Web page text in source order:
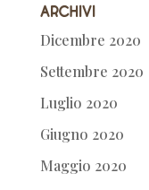
Archivi
Dicembre 2020
Settembre 2020
Luglio 2020
Giugno 2020
Maggio 2020